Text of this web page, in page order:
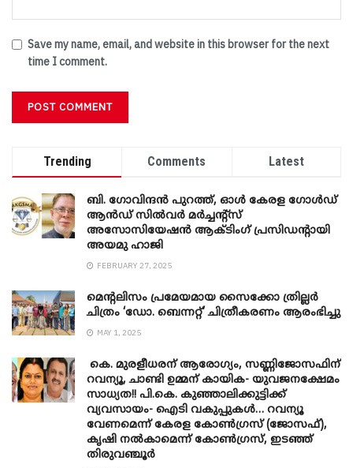
Save my name, email, and website in this browser for the next
time I comment.
Trending Comments Latest
ബി. ​ഗോവിന്ദൻ പുറത്ത്, ഓൾ കേരള ഗോൾഡ്
ആൻഡ് സിൽവർ മർച്ചന്റ്സ്
അസോസിയേഷൻ ആക്ടിംഗ് പ്രസിഡന്റായി
അയമു ഹാജി
FEBRUARY 27, 2025
മെന്‍റലിസം പ്രമേയമായ സൈക്കോ ത്രില്ലർ
ചിത്രം ‘ഡോ. ബെന്നറ്റ്’ ചിത്രീകരണം ആരംഭിച്ചു
MAY 1, 2025
കെ. മുരളീധരന് ആരോഗ്യം, സണ്ണിജോസഫിന്
റവന്യൂ, ചാണ്ടി ഉമ്മന് കായിക- യുവജനക്ഷേമം
സാധ്യത!! പി.കെ. കുഞ്ഞാലിക്കുട്ടിക്ക്
വ്യവസായം- ഐടി വകുപ്പുകൾ… റവന്യൂ
വേണമെന്ന് കേരള കോൺഗ്രസ് (ജോസഫ്),
കൃഷി നൽകാമെന്ന് കോൺഗ്രസ്, ഇടഞ്ഞ്
തിരുവഞ്ചൂർ